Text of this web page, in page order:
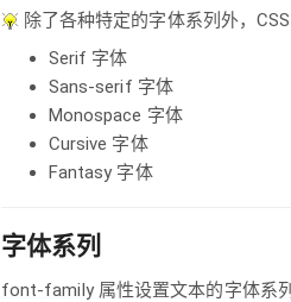
除了各种特定的字体系列外，
Serif 字体
Sans-serif 字体
Monospace 字体
Cursive 字体
Fantasy 字体
字体系列
font-family 属性设置文本的字体系列